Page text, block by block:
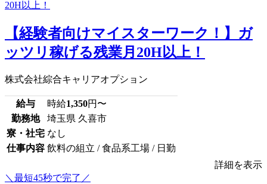
【経験者向けマイスターワーク！】ガ
ッツリ稼げる残業月20H以上！
株式会社綜合キャリアオプション
給与 時給1,350円〜
勤務地
埼玉県 久喜市
寮・社宅 なし
仕事内容 飲料の組立 / 食品系工場 / 日勤
詳細を表示
＼最短45秒で完了／